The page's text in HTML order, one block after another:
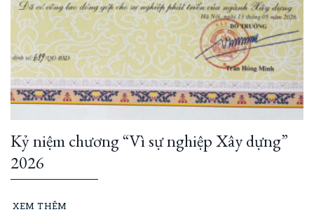
Kỷ niệm chương “Vì sự nghiệp Xây dựng”
2026
XEM THÊM